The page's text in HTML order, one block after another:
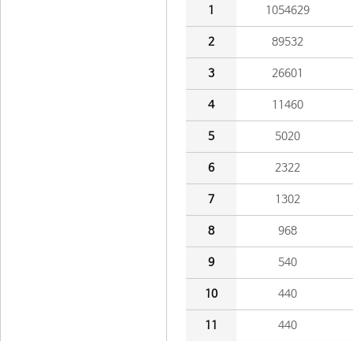
1 1054629
2 89532
3 26601
4 11460
5 5020
6 2322
7 1302
8 968
9 540
10 440
11 440